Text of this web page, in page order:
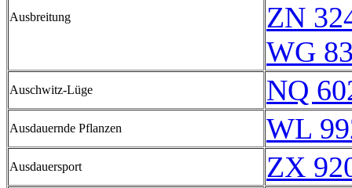
Ausbreitung
ZN
WG
Auschwitz-Lüge NQ
Ausdauernde Pflanzen WL
Ausdauersport ZX